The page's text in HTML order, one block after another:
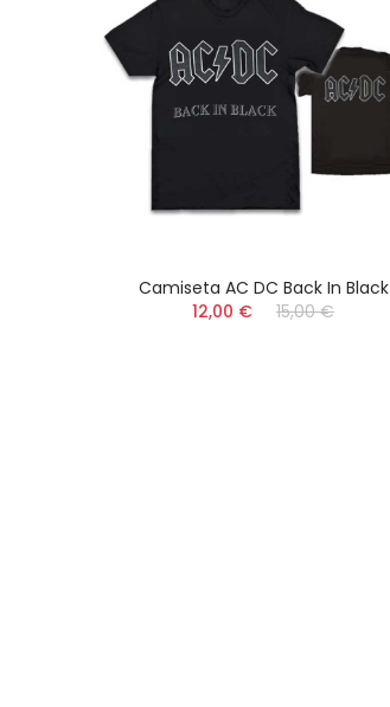
Camiseta AC DC Back In Black
12,00 €
15,00 €